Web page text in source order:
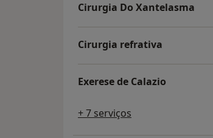
Cirurgia Do Xantelasma
Cirurgia refrativa
Exerese de Calazio
+ 7 serviços